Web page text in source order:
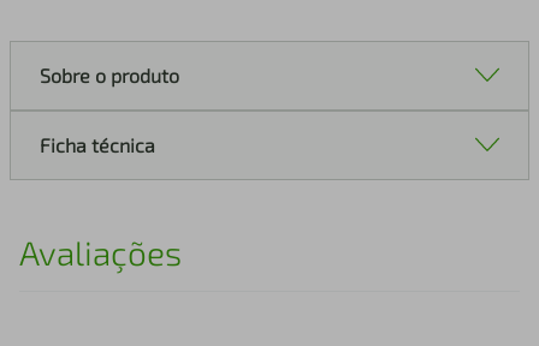
Sobre o produto
Ficha técnica
Avaliações